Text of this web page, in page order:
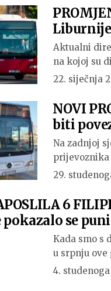
Liburnije
Aktualni
na kojoj su
22. siječnja
NOVI
biti
Na zadnjoj
prijevoznika
29.
6
pokazalo se
Kada smo s
u srpnju ove
4. studenoga